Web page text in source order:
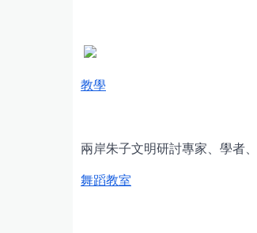
教學
兩岸朱子文明研討專家、學者
舞蹈教室